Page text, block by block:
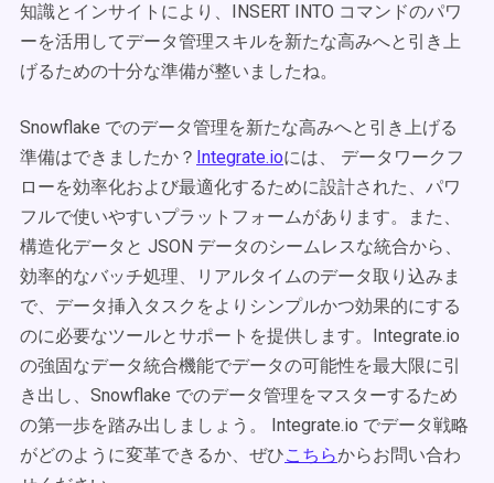
知識とインサイトにより、INSERT INTO コマンドのパワ
ーを活用してデータ管理スキルを新たな高みへと引き上
げるための十分な準備が整いましたね。
Snowflake でのデータ管理を新たな高みへと引き上げる
準備はできましたか？ Integrate.ioには、 データワークフ
ローを効率化および最適化するために設計された、パワ
フルで使いやすいプラットフォームがあります。また、
構造化データと JSON データのシームレスな統合から、
効率的なバッチ処理、リアルタイムのデータ取り込みま
で、データ挿入タスクをよりシンプルかつ効果的にする
のに必要なツールとサポートを提供します。Integrate.io
の強固なデータ統合機能でデータの可能性を最大限に引
き出し、Snowflake でのデータ管理をマスターするため
の第一歩を踏み出しましょう。 Integrate.io でデータ戦略
がどのように変革できるか、ぜひこちらからお問い合わ